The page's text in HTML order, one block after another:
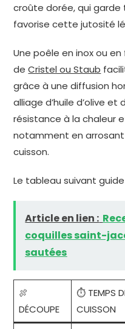
croûte dorée, qui
favorise cette jutosité
Une poêle en inox ou
deCristel ou Staub
grâce à une diffusion
alliage d’huile d’olive
résistance à la chaleur
notamment en
cuisson.
Le tableau suivant
Article en lien :
coquilles saint-
sautées
🍖
DÉCOUPE
⏱️ TEMPS
CUISSON